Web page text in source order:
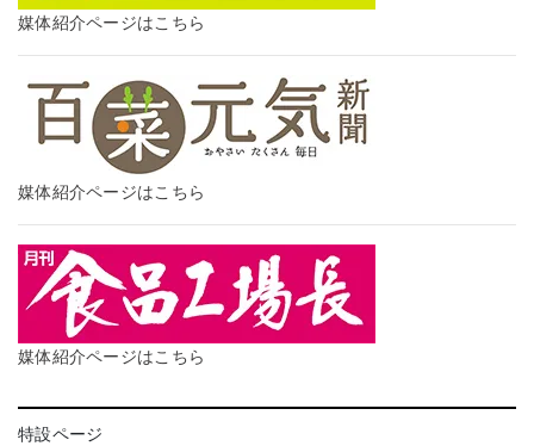
媒体紹介ページはこちら
媒体紹介ページはこちら
媒体紹介ページはこちら
特設ページ